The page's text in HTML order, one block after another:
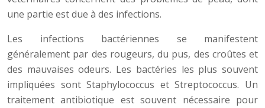
une partie est due à des infections.
Les infections bactériennes se manifestent
généralement par des rougeurs, du pus, des croûtes et
des mauvaises odeurs. Les bactéries les plus souvent
impliquées sont Staphylococcus et Streptococcus. Un
traitement antibiotique est souvent nécessaire pour